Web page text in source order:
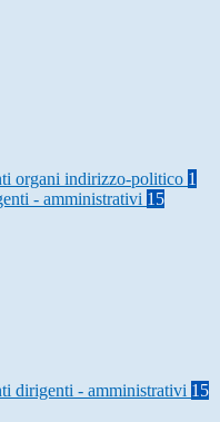
organi indirizzo-politico 1
- amministrativi 15
dirigenti - amministrativi 15